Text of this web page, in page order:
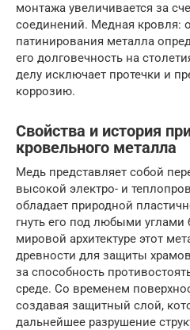
монтажа увеличивается за
соединений. Медная кровля:
патинирования металла
его долговечность на
делу исключает протечки и
коррозию.
Свойства и история
кровельного металла
Медь представляет собой
высокой электро- и
обладает природной
гнуть его под любыми углами
мировой архитектуре этот
древности для защиты
за способность
среде. Со временем
создавая защитный слой,
дальнейшее разрушение